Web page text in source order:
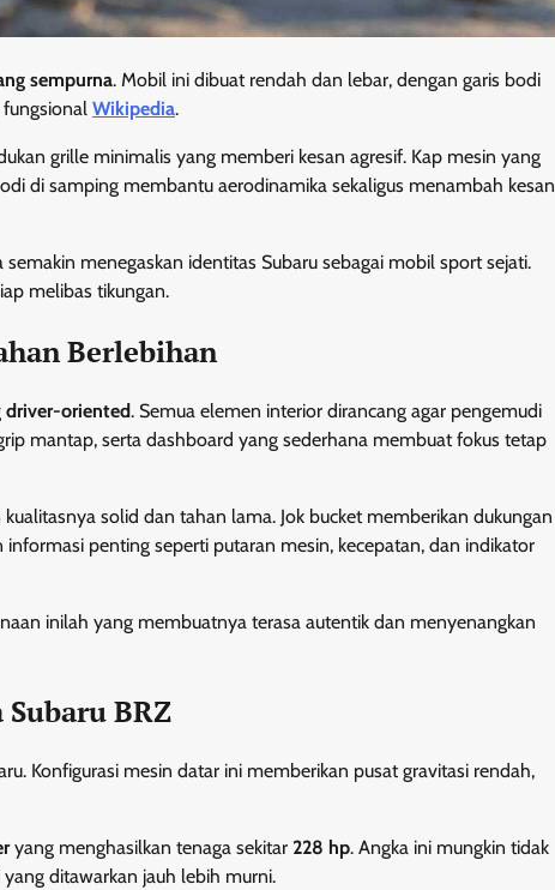
sempurna. Mobil ini dibuat rendah dan lebar, dengan garis bodi
Wikipedia.
grille minimalis yang memberi kesan agresif. Kap mesin yang
di samping membantu aerodinamika sekaligus menambah kesan
menegaskan identitas Subaru sebagai mobil sport sejati.
melibas tikungan.
Berlebihan
driver-oriented. Semua elemen interior dirancang agar pengemudi
mantap, serta dashboard yang sederhana membuat fokus tetap
solid dan tahan lama. Jok bucket memberikan dukungan
penting seperti putaran mesin, kecepatan, dan indikator
inilah yang membuatnya terasa autentik dan menyenangkan
BRZ
Konfigurasi mesin datar ini memberikan pusat gravitasi rendah,
yang menghasilkan tenaga sekitar 228 hp. Angka ini mungkin tidak
ditawarkan jauh lebih murni.